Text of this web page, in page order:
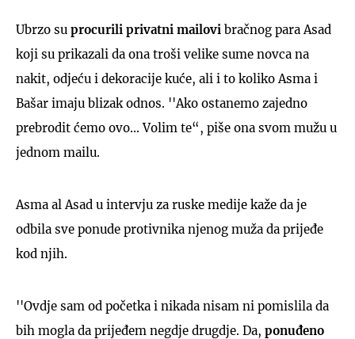
Ubrzo su procurili privatni mailovi bračnog para Asad
koji su prikazali da ona troši velike sume novca na
nakit, odjeću i dekoracije kuće, ali i to koliko Asma i
Bašar imaju blizak odnos. ''Ako ostanemo zajedno
prebrodit ćemo ovo... Volim te“, piše ona svom mužu u
jednom mailu.
Asma al Asad u intervju za ruske medije kaže da je
odbila sve ponude protivnika njenog muža da prijeđe
kod njih.
''Ovdje sam od početka i nikada nisam ni pomislila da
bih mogla da prijeđem negdje drugdje. Da, ponuđeno